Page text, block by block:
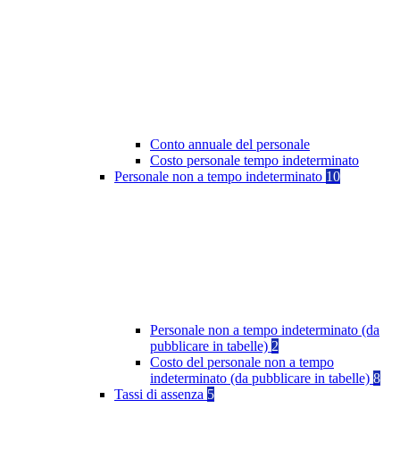
Conto annuale del personale
Costo personale tempo indeterminato
Personale non a tempo indeterminato 10
Personale non a tempo indeterminato (da
pubblicare in tabelle) 2
Costo del personale non a tempo
indeterminato (da pubblicare in tabelle) 8
Tassi di assenza 5